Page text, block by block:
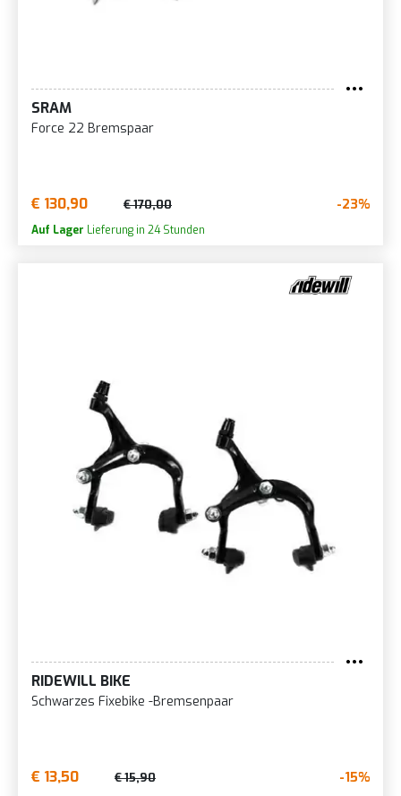
SRAM
Force 22 Bremspaar
€ 130,90 € 170,00 -23%
Auf Lager Lieferung in 24 Stunden
RIDEWILL BIKE
Schwarzes Fixebike -Bremsenpaar
€ 13,50 € 15,90 -15%